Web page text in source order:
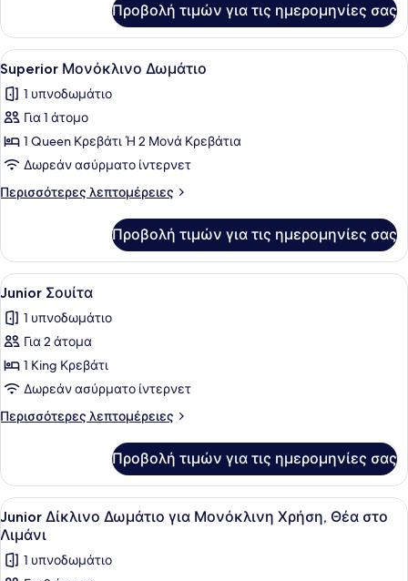
Χρήση
(Urban
Room)
Δίκλινο
Δωμάτιο
για
Μονόκλινη
Χρήση
(Urban
Προβολή τιμών για τις ημερομηνίες σας
Προβολή
όλων
των
φωτογραφιών
για
Superior
Μονόκλινο
Δωμάτιο
Πουπουλένια παπλώματα, μίνι
6
Superior Μονόκλινο Δωμάτιο
1 υπνοδωμάτιο
Για 1 άτομο
1 Queen Κρεβάτι Ή 2 Μονά Κρεβάτια
Δωρεάν ασύρματο ίντερνετ
Περισσότερες λεπτομέρειες
Περισσότερες
Μονόκλινο
Δωμάτιο
Προβολή τιμών για τις ημερομηνίες σας
Προβολή
όλων
των
φωτογραφιών
για
Junior
Σουίτα
Πουπουλένια παπλώματα, μίνι
5
Junior Σουίτα
1 υπνοδωμάτιο
Για 2 άτομα
1 King Κρεβάτι
Δωρεάν ασύρματο ίντερνετ
Περισσότερες λεπτομέρειες
Περισσότερες
Σουίτα
Προβολή τιμών για τις ημερομηνίες σας
Προβολή
όλων
των
φωτογραφιών
Πουπουλένια παπλώματα, μίνι
5
Junior Δίκλινο Δωμάτιο για Μονόκλινη Χρήση, Θέα στο
Λιμάνι
1 υπνοδωμάτιο